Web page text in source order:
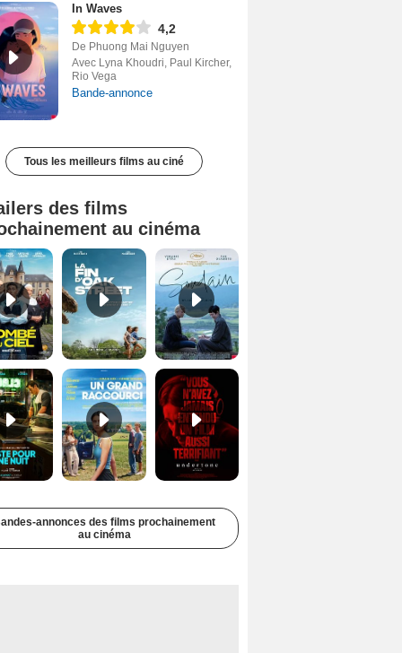
In Waves
4,2
De Phuong Mai Nguyen
Avec Lyna Khoudri, Paul Kircher,
Rio Vega
Bande-annonce
Tous les meilleurs films au ciné
des films
au cinéma
Tombé du ciel Bande-annonce VF La fin d’Oak Street Bande-annonce VO STFR
Juste pour une nuit Bande-annonce VO STFR Un grand raccourci Bande-annonce VF Undertone Bande-annonce VO STFR
annonces des films prochainement
au cinéma